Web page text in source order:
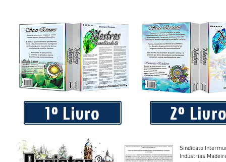
1º Livro 2º
Sindicato
Indústrias